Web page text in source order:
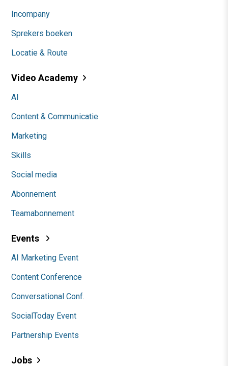
Incompany
Sprekers boeken
Locatie & Route
Video Academy
AI
Content & Communicatie
Marketing
Skills
Social media
Abonnement
Teamabonnement
Events
AI Marketing Event
Content Conference
Conversational Conf.
SocialToday Event
Partnership Events
Jobs